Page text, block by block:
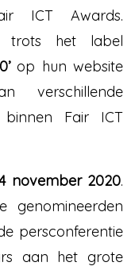
ICT Awards.
trots het label
op hun website
verschillende
Fair ICT
november 2020.
genomineerden
persconferentie
aan het grote